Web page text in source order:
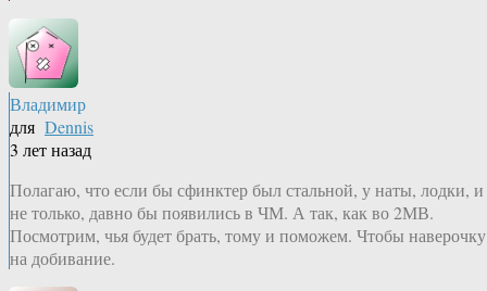
Владимир
для Dennis
3 лет назад
Полагаю, что если бы сфинктер был стальной, у наты, лодки, и
не только, давно бы появились в ЧМ. А так, как во 2МВ.
Посмотрим, чья будет брать, тому и поможем. Чтобы
на добивание.